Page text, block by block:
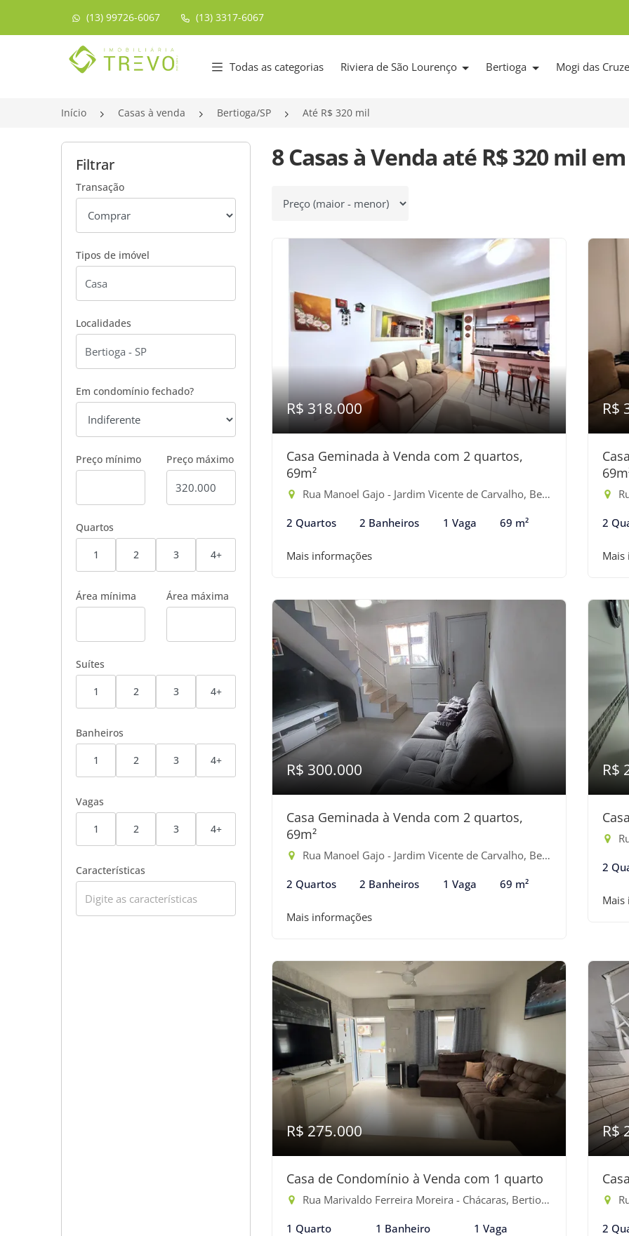
(13) 99726-6067 (13) 3317-6067
Página inicial
Todas as categorias Riviera de São Lourenço Bertioga Mogi das
Início Casas à venda Bertioga/SP Até R$ 320 mil
Filtrar
Transação
Tipos de imóvel
Localidades
Em condomínio fechado?
Preço mínimo Preço máximo
Quartos
1 2 3 4+
Área mínima Área máxima
Suítes
1 2 3 4+
Banheiros
1 2 3 4+
Vagas
1 2 3 4+
Características
8 Casas à Venda até R$ 320 mil
Ordenar por
R$ 318.000
Casa Geminada à Venda com 2 quartos,
69m²
Rua Manoel Gajo - Jardim Vicente de Carvalho, Bertioga-SP
2 Quartos 2 Banheiros 1 Vaga 69 m²
Mais informações
R$
2
Mais
R$ 300.000
Casa Geminada à Venda com 2 quartos,
69m²
Rua Manoel Gajo - Jardim Vicente de Carvalho, Bertioga-SP
2 Quartos 2 Banheiros 1 Vaga 69 m²
Mais informações
R$
2
Mais
R$ 275.000
Casa de Condomínio à Venda com 1 quarto
Rua Marivaldo Ferreira Moreira - Chácaras, Bertioga-SP
1 Quarto 1 Banheiro 1 Vaga
R$
2